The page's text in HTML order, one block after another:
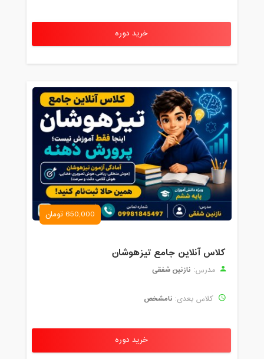
خرید دوره
650,000 تومان
کلاس آنلاین جامع تیزهوشان
مدرس: نازنین شفقی
کلاس بعدی: نامشخص
خرید دوره